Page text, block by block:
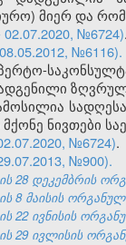
მიერ და
№6724).
№6116).
მქონე ნივთები
№6724).
№900).
28 დეკემბრის
8 მაისის
22 ივნისის
29 ივლისის